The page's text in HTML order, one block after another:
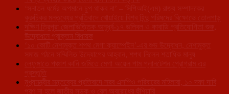
‘সনাতন ধর্মের অপমানে চুপ থাকব না’ – সিপিআই(এম) রাজ্য সম্পাদকের
কুরুচিকর মন্তব্যের প্রতিবাদে খোয়াইয়ে বিশ্ব হিন্দু পরিষদের বিক্ষোভে তোলপাড়
দক্ষিণ ত্রিপুরা জেলাভিত্তিক অনূর্ধ্ব-১৭ ভলিবল ও কাবাডি প্রতিযোগিতা শুরু,
উদ্বোধনে প্রাক্তন বিধায়ক
‘১০ কোটি নেশামুক্ত শপথ মেগা ক্যাম্পেইন’-এর শুভ উদ্বোধন, নেশামুক্ত
সমাজ গঠনে সম্মিলিত উদ্যোগের আহ্বান, শপথ নিলেন শতাধিক মানুষ
লেফুঙ্গাতে পঞ্চাশ কানি জমিতে মেগা অয়েল পাম প্লানটেশন প্রোগ্রাম এর
প্রস্তুতি
মুখ্যমন্ত্রীর মন্তব্যের প্রতিবাদে সরব এসপিও পরিবারের মহিলারা, ১০ দফা দাবি
পূরণ না হলে জাতীয় সড়ক ও রেল অবরোধের হুঁশিয়ারি